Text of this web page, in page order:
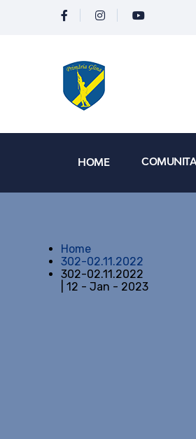
HOME
Home
302-02.11.2022
302-02.11.2022
| 12 - Jan - 2023